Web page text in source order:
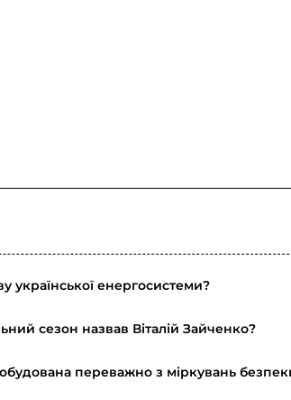
української енергосистеми?
сезон назвав Віталій Зайченко?
переважно з міркувань